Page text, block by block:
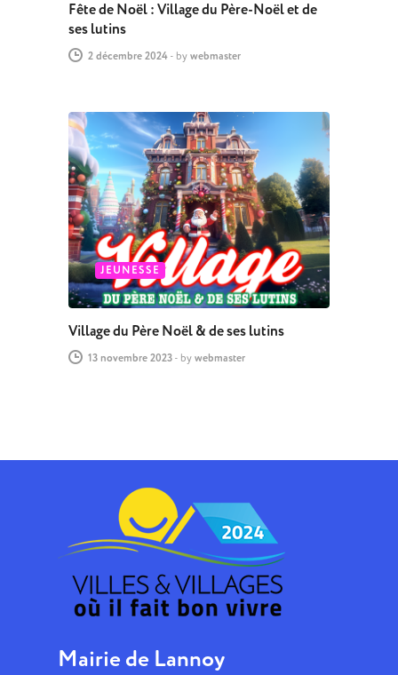
Fête de Noël : Village du Père-Noël et de
ses lutins
2 décembre 2024- by webmaster
JEUNESSE
Village du Père Noël & de ses lutins
13 novembre 2023- by webmaster
Mairie de Lannoy